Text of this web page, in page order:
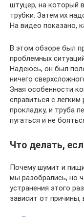
штуцер, на который
трубки. Затем их
На видео показано,
В этом обзоре был
проблемных
Надеюсь, он был
ничего
Зная особенности
справиться с
прокладку, и труба
пугаться и не
Что делать,
Почему шумит и
мы разобрались, но
устранения этого
зависит от